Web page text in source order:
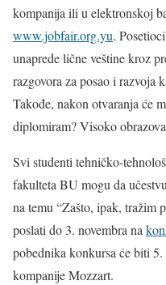
kompanija ili u elektronskoj
www.jobfair.org.yu.
unaprede lične veštine kroz
razgovora za posao i razvoja
Takođe, nakon otvaranja će
diplomiram? Visoko
Svi studenti tehničko-
fakulteta BU mogu da
na temu “Zašto, ipak, tražim
poslati do 3. novembra na
pobednika konkursa će biti
kompanije Mozzart.